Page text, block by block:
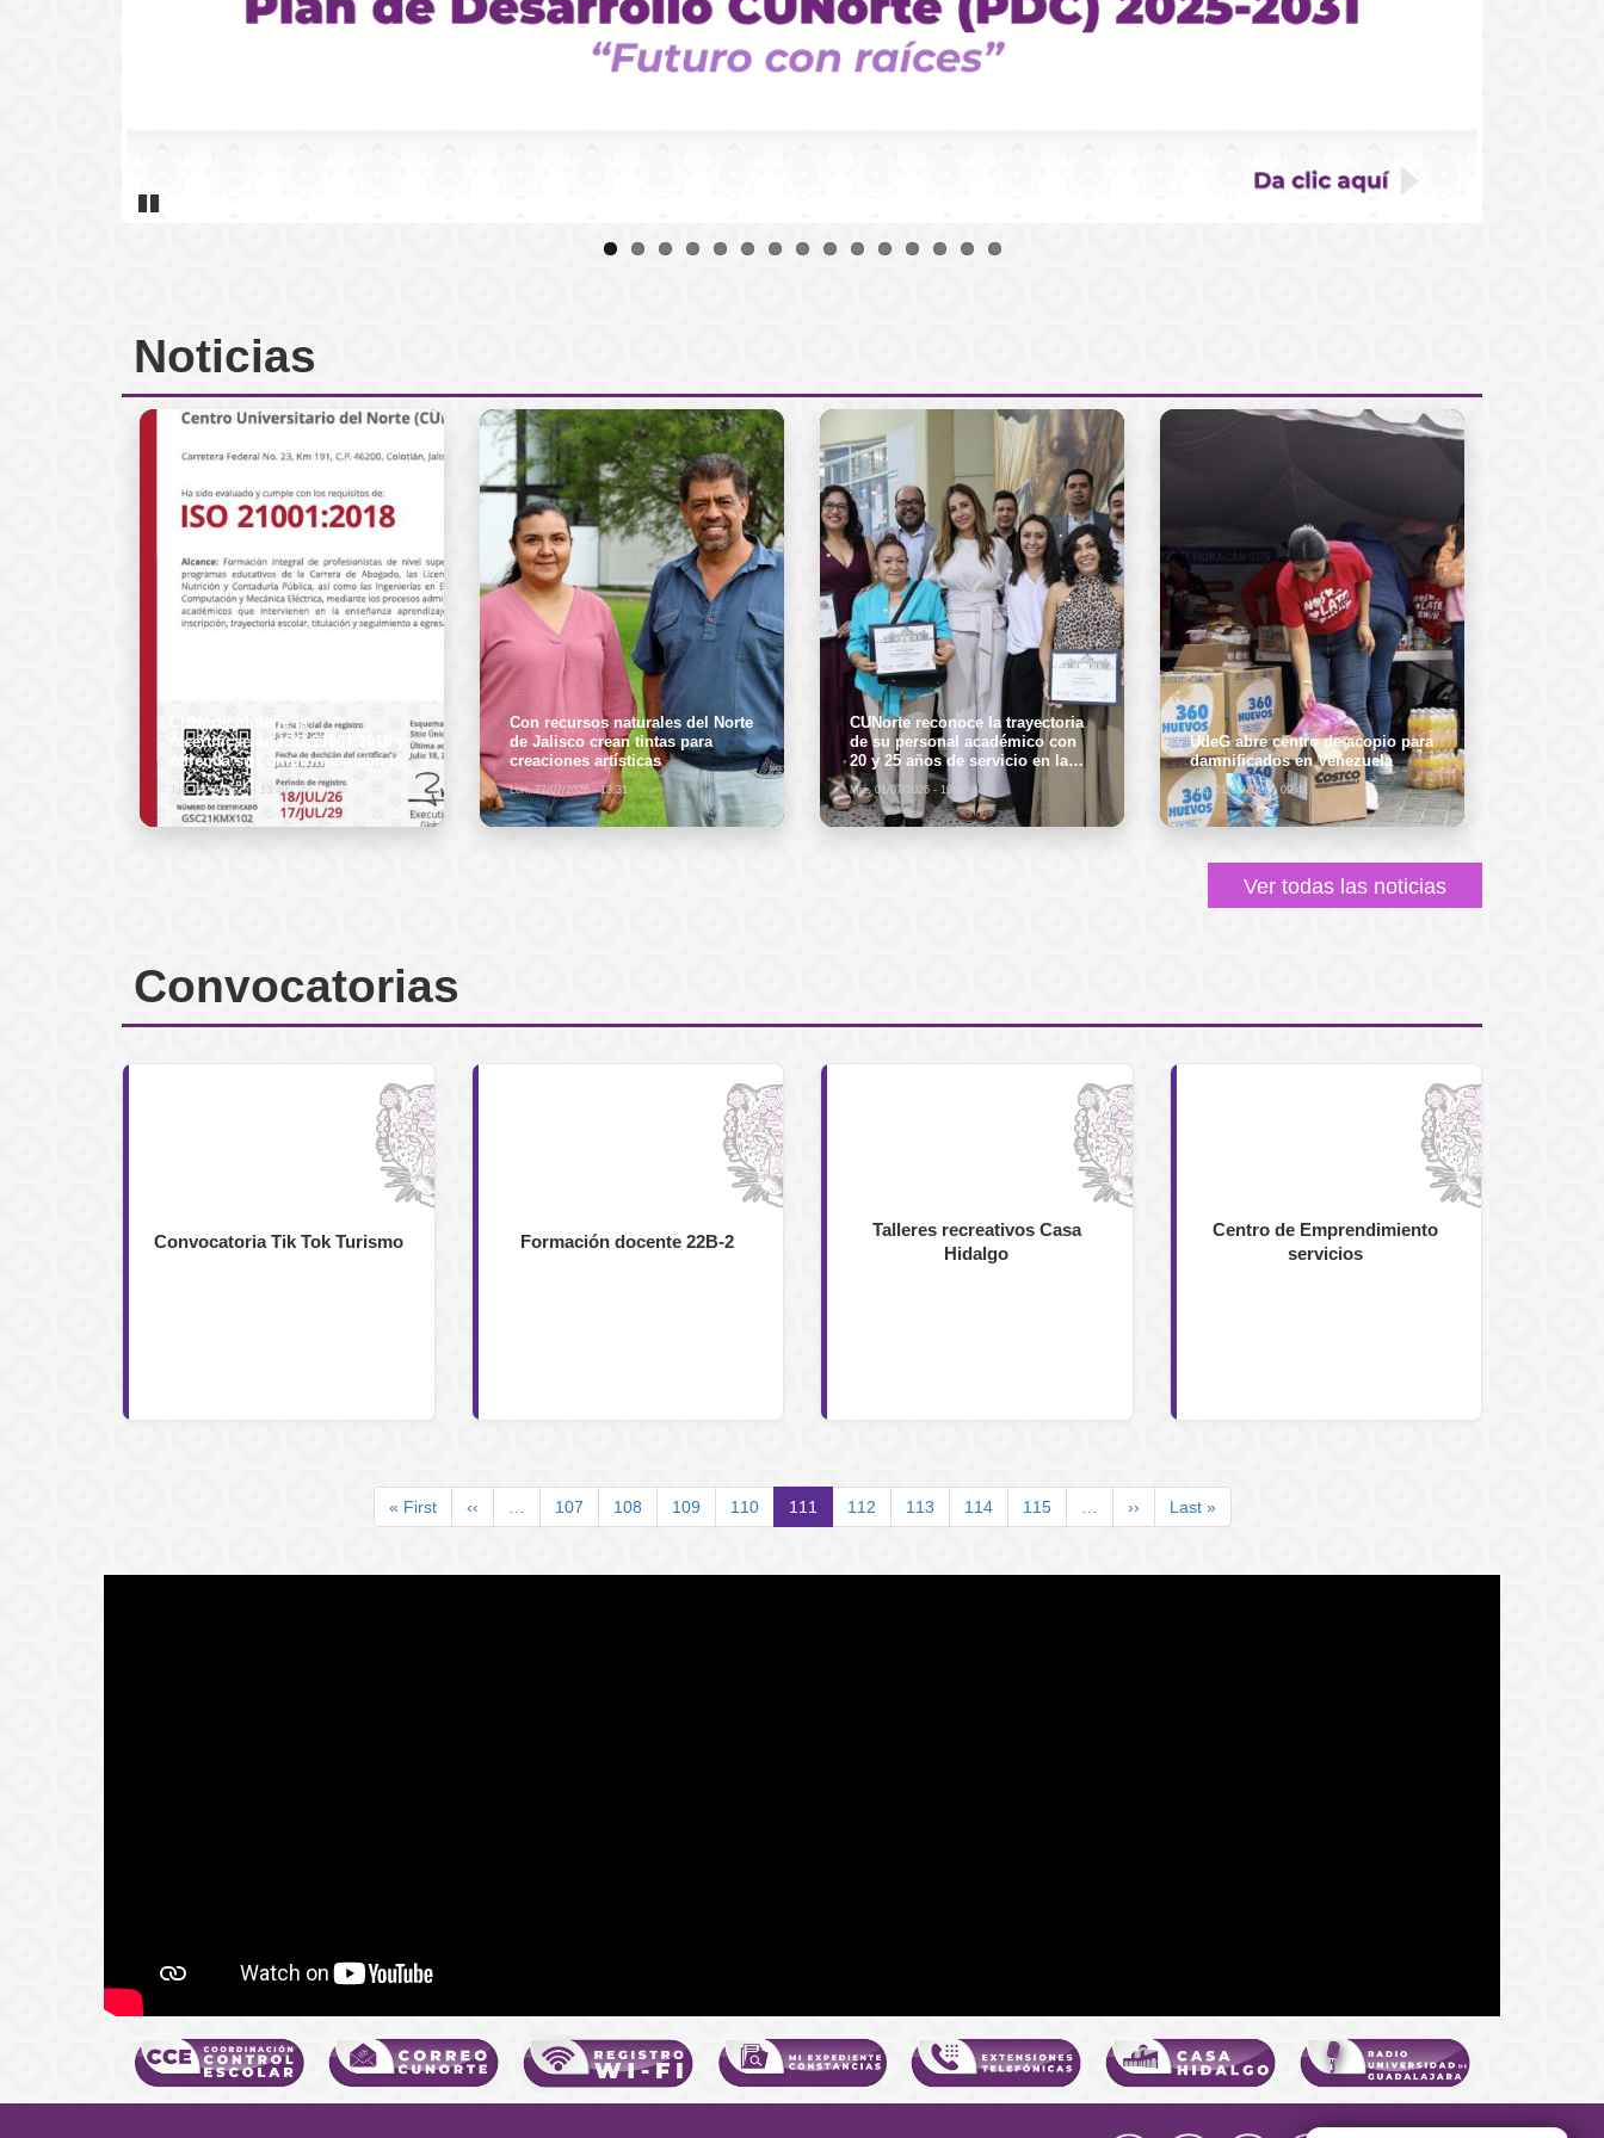
Noticias
CUNorte obtiene la
recertificación ISO 21001:2018 y
refrenda su compromiso con la
calidad educativa
Jue, 06/08/2026 - 13:40
Con recursos naturales del Norte
de Jalisco crean tintas para
creaciones artísticas
Lun, 27/07/2026 - 13:31
CUNorte reconoce la trayectoria
de su personal académico con
20 y 25 años de servicio en la
Universidad de Guadalajara
Mié, 01/07/2026 - 19:30
UdeG abre centro de acopio para
damnificados en Venezuela
Mié, 01/07/2026 - 09:41
Ver todas las noticias
Convocatorias
Convocatoria Tik Tok Turismo Formación docente 22B-2
Talleres recreativos Casa
Hidalgo
Centro de Emprendimiento
servicios
Primera
página
« First
Página
anterior
‹‹ Page
107 Page
108 Page
109 Page
110
Página
actual
111 Page
112 Page
113 Page
114 Page
115
Siguiente
página
››
Última
página
Last »